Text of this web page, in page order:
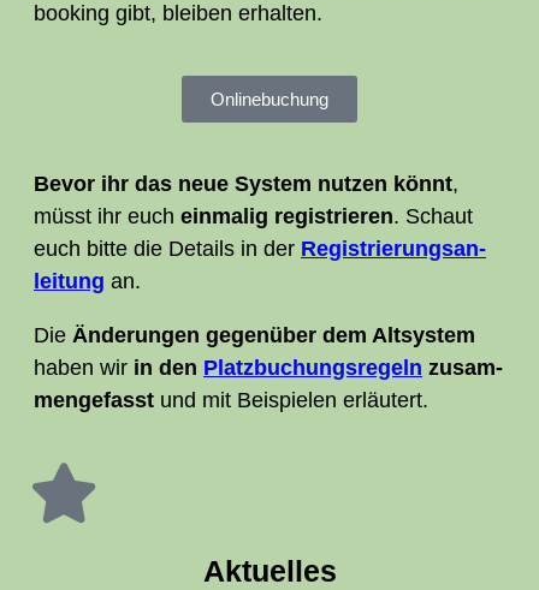
boo­king gibt, blei­ben erhalten.
Online­buchung
Bevor ihr das neue Sys­tem nut­zen könnt,
müsst ihr euch ein­ma­lig regis­trie­ren. Schaut
euch bit­te die Details in der Regis­trie­rungs­an­
lei­tung an.
Die Ände­run­gen gegen­über dem Alt­sys­tem
haben wir in den Platz­bu­chungs­re­geln zusam­
men­ge­fasst und mit Bei­spie­len erläutert.
Aktu­el­les